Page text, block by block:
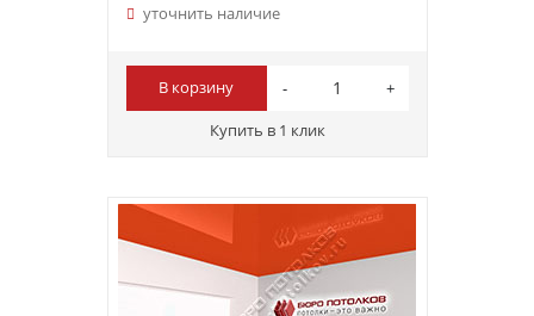
уточнить наличие
В корзину
Купить в 1 клик